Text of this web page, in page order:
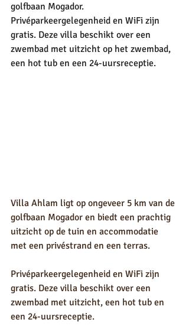
golfbaan Mogador.
Privéparkeergelegenheid en WiFi zijn
gratis. Deze villa beschikt over een
zwembad met uitzicht op het zwembad,
een hot tub en een 24-uursreceptie.
Villa Ahlam ligt op ongeveer 5 km van de
golfbaan Mogador en biedt een prachtig
uitzicht op de tuin en accommodatie
met een privéstrand en een terras.
Privéparkeergelegenheid en WiFi zijn
gratis. Deze villa beschikt over een
zwembad met uitzicht, een hot tub en
een 24-uursreceptie.